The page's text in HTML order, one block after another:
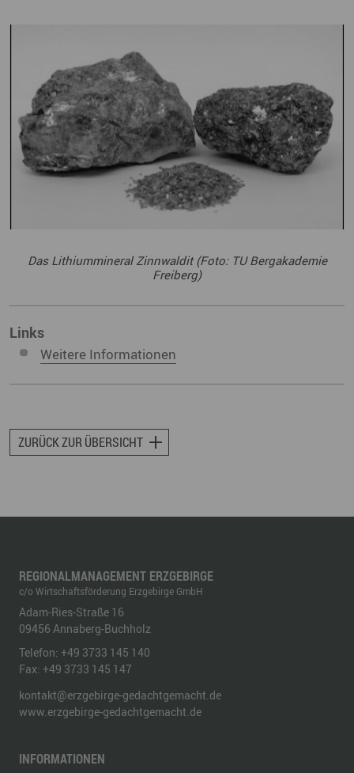
Das Lithiummineral Zinnwaldit (Foto: TU Bergakademie
Freiberg)
Links
Weitere Informationen
ZURÜCK ZUR ÜBERSICHT
REGIONALMANAGEMENT ERZGEBIRGE
c/o Wirtschaftsförderung Erzgebirge GmbH
Adam-Ries-Straße 16
09456 Annaberg-Buchholz
Telefon: +49 3733 145 140
Fax: +49 3733 145 147
kontakt@erzgebirge-gedachtgemacht.de
www.erzgebirge-gedachtgemacht.de
INFORMATIONEN